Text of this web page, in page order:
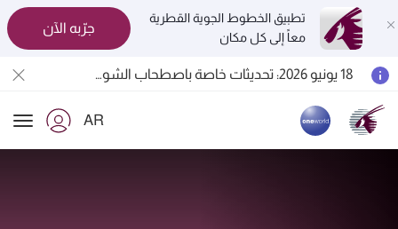
تطبيق الخطوط الجوية القطرية
معاً إلى كل مكان
جرّبه الآن
المسافرون بين الدوحة وأوكلاند على متن الرحلات الجوية رقم QR914 ورقم QR915
18 يونيو 2026: تحديثات خاصة باصطحاب الشواحن المحمولة أثناء السفر
الخطوط الجوية القطرية تعزز شبكة وجهاتها العالمية لتشمل ما يزيد عن 160 وجهة
AR